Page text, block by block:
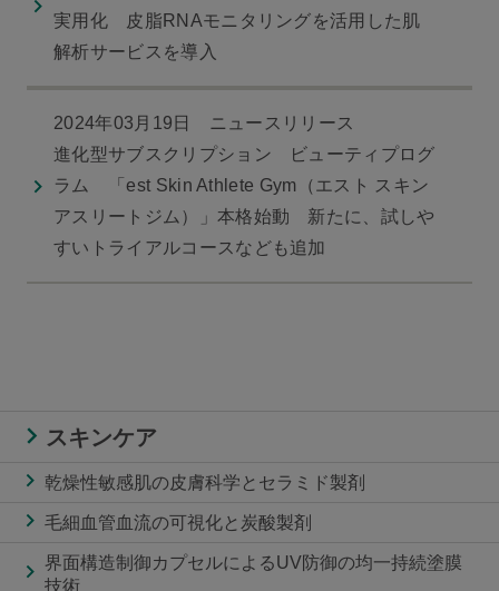
実用化 皮脂RNAモニタリングを活用した肌
解析サービスを導入
2024年03月19日 ニュースリリース
進化型サブスクリプション ビューティプログ
ラム 「est Skin Athlete Gym（エスト スキン
アスリートジム）」本格始動 新たに、試しや
すいトライアルコースなども追加
スキンケア
乾燥性敏感肌の皮膚科学とセラミド製剤
毛細血管血流の可視化と炭酸製剤
界面構造制御カプセルによるUV防御の均一持続塗膜
技術